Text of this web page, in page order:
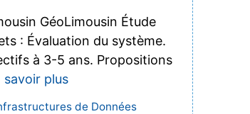
GéoLimousin Étude
: Évaluation du système.
à 3-5 ans. Propositions
savoir plus
de Données